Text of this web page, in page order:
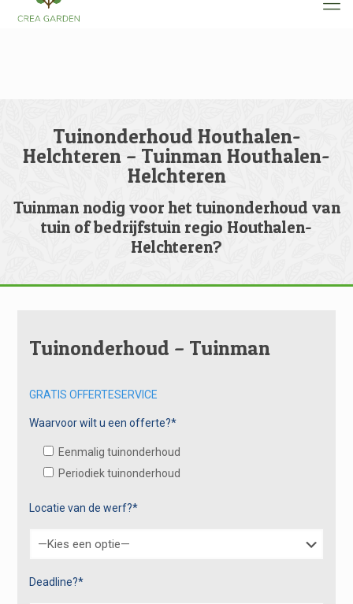
Tuinonderhoud Houthalen-
Helchteren – Tuinman Houthalen-
Helchteren
Tuinman nodig voor het tuinonderhoud van
tuin of bedrijfstuin regio Houthalen-
Helchteren?
Tuinonderhoud – Tuinman
GRATIS OFFERTESERVICE
Waarvoor wilt u een offerte?*
Eenmalig tuinonderhoud
Periodiek tuinonderhoud
Locatie van de werf?*
Deadline?*